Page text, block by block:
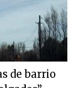
de barrio